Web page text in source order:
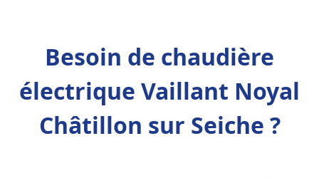
Besoin de chaudière
électrique Vaillant Noyal
Châtillon sur Seiche ?